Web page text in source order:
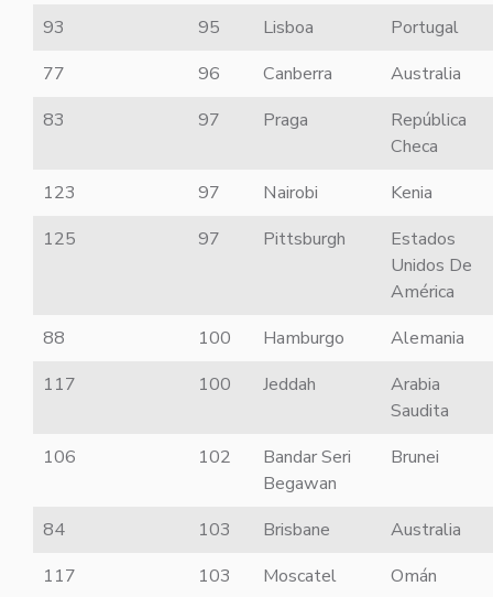
93
95 Lisboa
Portugal
77
96 Canberra
Australia
83
97 Praga
República
Checa
123
97 Nairobi
Kenia
125
97 Pittsburgh
Estados
Unidos De
América
88
100 Hamburgo
Alemania
117
100 Jeddah
Arabia
Saudita
106
102
Bandar Seri
Begawan
Brunei
84 103 Brisbane
Australia
117
103 Moscatel
Omán